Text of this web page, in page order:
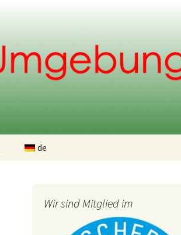
de
Wir sind Mitglied im